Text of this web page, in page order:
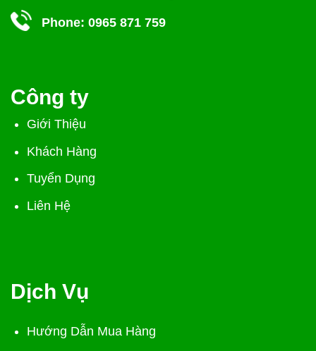
Phone: 0965 871 759
Công ty
Giới Thiệu
Khách Hàng
Tuyển Dụng
Liên Hệ
Dịch Vụ
Hướng Dẫn Mua Hàng